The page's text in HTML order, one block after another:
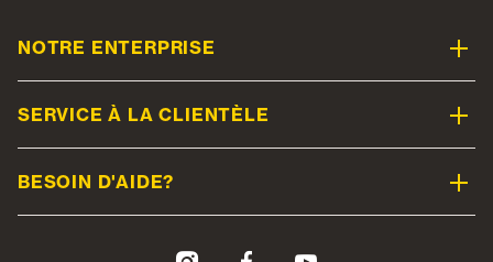
NOTRE ENTERPRISE
SERVICE À LA CLIENTÈLE
BESOIN D'AIDE?